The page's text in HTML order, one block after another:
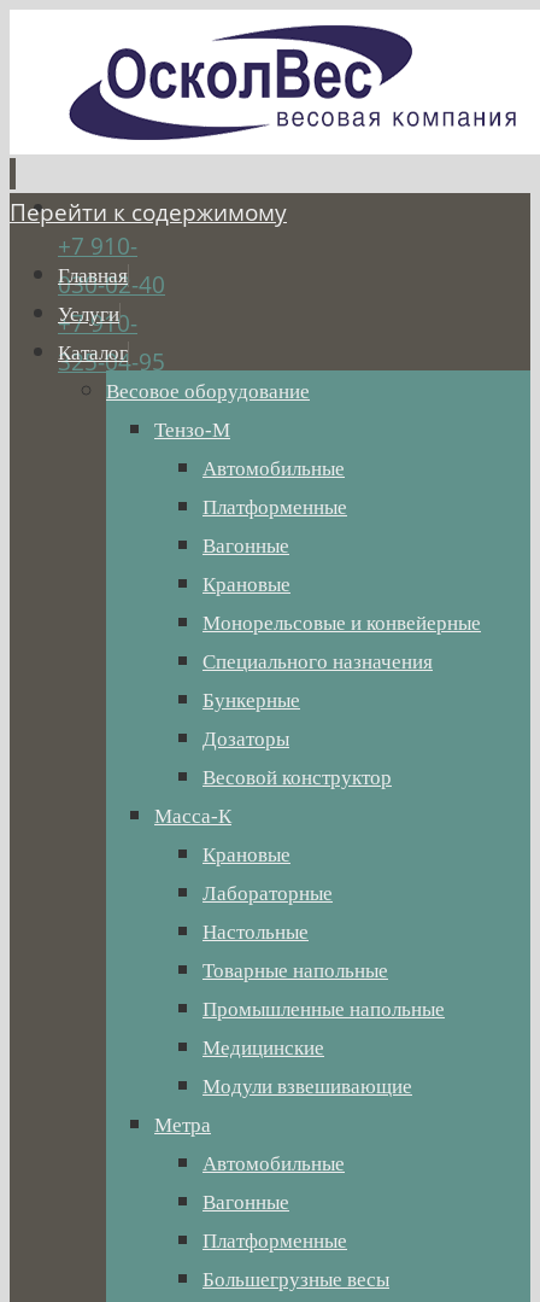
+7 910-
030-02-40
+7 910-
325-04-95
Перейти к содержимому
Главная
Услуги
Каталог
Весовое оборудование
Тензо-М
Автомобильные
Платформенные
Вагонные
Крановые
Монорельсовые и конвейерные
Специального назначения
Бункерные
Дозаторы
Весовой конструктор
Масса-К
Крановые
Лабораторные
Настольные
Товарные напольные
Промышленные напольные
Медицинские
Модули взвешивающие
Метра
Автомобильные
Вагонные
Платформенные
Большегрузные весы